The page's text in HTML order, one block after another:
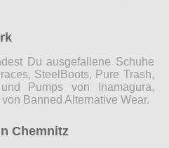
Du ausgefallene Schuhe
SteelBoots, Pure Trash,
Pumps von Inamagura,
Banned Alternative Wear.
Chemnitz